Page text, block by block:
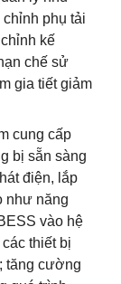
phụ tải
kế
chế sử
gia tiết giảm
cung cấp
bị sẵn sàng
điện, lắp
như năng
vào hệ
thiết bị
tăng cường